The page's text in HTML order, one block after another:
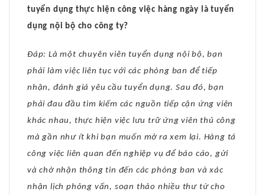
tuyển dụng thực hiện công việc hàng ngày là tuyển
dụng nội bộ cho công ty?
Đáp: Là một chuyên viên tuyển dụng nội bộ, bạn
phải làm việc liên tục với các phòng ban để tiếp
nhận, đánh giá yêu cầu tuyển dụng. Sau đó, bạn
phải đau đầu tìm kiếm các nguồn tiếp cận ứng viên
khác nhau, thực hiện việc lưu trữ ứng viên thủ công
mà gần như ít khi bạn muốn mở ra xem lại. Hàng tá
công việc liên quan đến nghiệp vụ để báo cáo, gửi
và chờ nhận thông tin đến các phòng ban và xác
nhận lịch phỏng vấn, soạn thảo nhiều thư từ cho